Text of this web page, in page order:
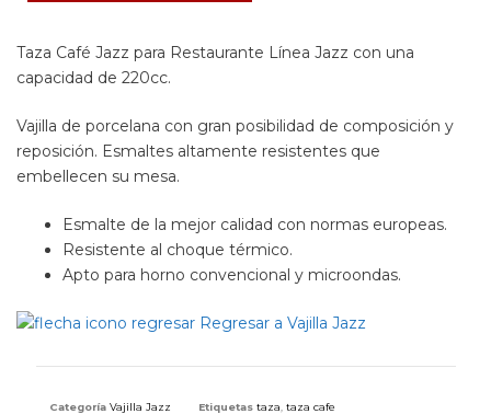
Taza Café Jazz para Restaurante Línea Jazz con una
capacidad de 220cc.
Vajilla de porcelana con gran posibilidad de composición y
reposición. Esmaltes altamente resistentes que
embellecen su mesa.
Esmalte de la mejor calidad con normas europeas.
Resistente al choque térmico.
Apto para horno convencional y microondas.
Regresar a Vajilla Jazz
Categoría Vajilla Jazz Etiquetas taza taza cafe